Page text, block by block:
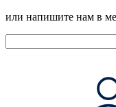
или напишите нам в